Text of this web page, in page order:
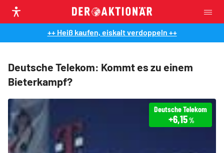
++ Heiß kaufen, eiskalt verdoppeln ++
Deutsche Telekom: Kommt es zu einem
Bieterkampf?
Deutsche Telekom
+6,15%